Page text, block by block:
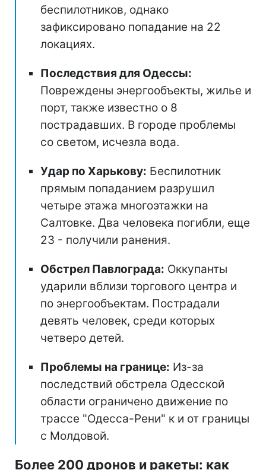
беспилотников, однако
зафиксировано попадание на 22
локациях.
Последствия для Одессы:
Повреждены энергообъекты, жилье и
порт, также известно о 8
пострадавших. В городе проблемы
со светом, исчезла вода.
Удар по Харькову: Беспилотник
прямым попаданием разрушил
четыре этажа многоэтажки на
Салтовке. Два человека погибли, еще
23 - получили ранения.
Обстрел Павлограда: Оккупанты
ударили вблизи торгового центра и
по энергообъектам. Пострадали
девять человек, среди которых
четверо детей.
Проблемы на границе: Из-за
последствий обстрела Одесской
области ограничено движение по
трассе "Одесса-Рени" к и от границы
с Молдовой.
Более 200 дронов и ракеты: как